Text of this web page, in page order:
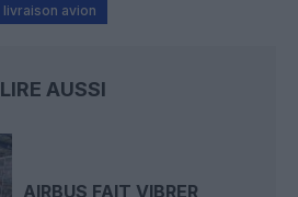
livraison avion
LIRE AUSSI
AIRBUS FAIT VIBRER